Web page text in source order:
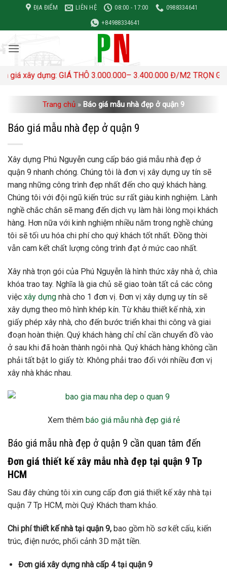
nội
dung
ĐỊA ĐIỂM LIÊN HỆ 08:00 - 17:00
0988334641
+84988334641
dựng: GIÁ THÔ 3.000.000– 3.400.000 Đ/M2 TRỌN GÓI
Trang chủ » Báo giá mẫu nhà đẹp ở quận 9
Báo giá mẫu nhà đẹp ở quận 9
Xây dựng Phú Nguyễn cung cấp báo giá mẫu nhà đẹp ở
quận 9 nhanh chóng. Chúng tôi là đơn vị xây dựng uy tín sẽ
mang những công trình đẹp nhất đến cho quý khách hàng.
Chúng tôi với đội ngũ kiến trúc sư rất giàu kinh nghiệm. Lành
nghề chắc chắn sẽ mang đến dịch vụ làm hài lòng mọi khách
hàng. Hơn nữa với kinh nghiệm nhiều năm trong nghề chúng
tôi sẽ tối ưu hóa chi phí cho quý khách tốt nhất. Đồng thời
vẫn cam kết chất lượng công trình đạt ở mức cao nhất.
Xây nhà trọn gói của Phú Nguyễn là hình thức xây nhà ở, chìa
khóa trao tay. Nghĩa là gia chủ sẽ giao toàn tất cả các công
việc xây dựng nhà cho 1 đơn vị. Đơn vị xây dựng uy tín sẽ
xây dựng theo mô hình khép kín. Từ khâu thiết kế nhà, xin
giấy phép xây nhà, cho đến bước triển khai thi công và giai
đoạn hoàn thiện. Quý khách hàng chỉ chỉ cần chuyển đồ vào
ở sau khi đã hoàn thành ngôi nhà. Quý khách hàng không cần
phải tất bật lo giấy tờ. Không phải trao đổi với nhiều đơn vị
xây nhà khác nhau.
Xem thêm báo giá mẫu nhà đẹp giá rẻ
Báo giá mẫu nhà đẹp ở quận 9 cần quan tâm đến
Đơn giá thiết kế xây mẫu nhà đẹp tại quận 9 Tp
HCM
Sau đây chúng tôi xin cung cấp đơn giá thiết kế xây nhà tại
quận 7 Tp HCM, mời Quý Khách tham khảo.
Chi phí thiết kế nhà tại quận 9, bao gồm hồ sơ kết cấu, kiến
trúc, điện nước, phối cảnh 3D mặt tiền.
Đơn giá xây dựng nhà cấp 4 tại quận 9